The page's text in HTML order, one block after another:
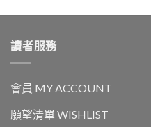
讀者服務
會員 MY ACCOUNT
願望清單 WISHLIST